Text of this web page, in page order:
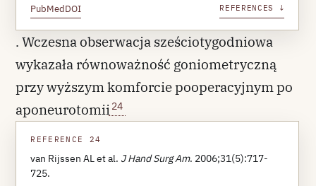
PubMedDOI REFERENCES ↓
. Wczesna obserwacja sześciotygodniowa
wykazała równoważność goniometryczną
przy wyższym komforcie pooperacyjnym po
aponeurotomii24
REFERENCE 24
van Rijssen AL et al. J Hand Surg Am. 2006;31(5):717-
725.